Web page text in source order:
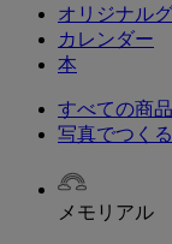
オリジナル
カレンダー
本
すべての商品
写真でつく
メモリアル